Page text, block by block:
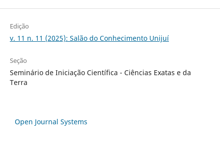
Edição
v. 11 n. 11 (2025): Salão do Conhecimento Unijuí
Seção
Seminário de Iniciação Científica - Ciências Exatas e da
Terra
Open Journal Systems